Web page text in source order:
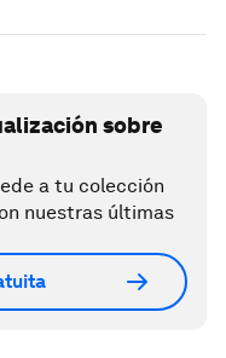
sobre
a tu colección
nuestras últimas